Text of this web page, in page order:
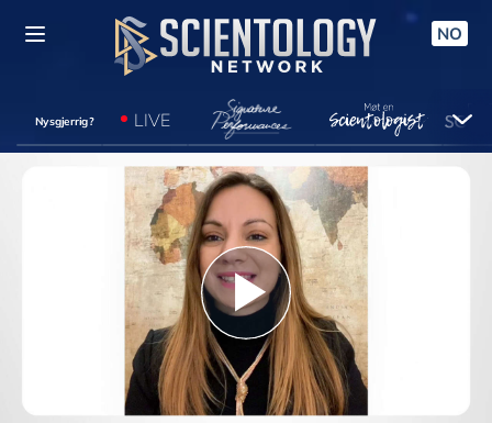
NO
Nysgjerrig? LIVE
Play
Video